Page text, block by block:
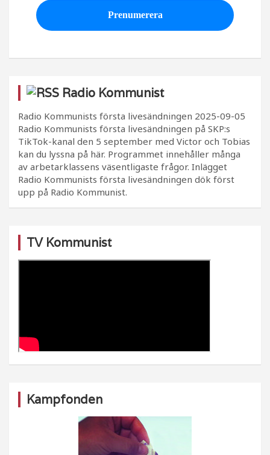
Radio Kommunist
Radio Kommunists första livesändningen 2025-09-05
Radio Kommunists första livesändningen på SKP:s
TikTok-kanal den 5 september med Victor och Tobias
kan du lyssna på här. Programmet innehåller många
av arbetarklassens väsentligaste frågor. Inlägget
Radio Kommunists första livesändningen dök först
upp på Radio Kommunist.
TV Kommunist
Kampfonden